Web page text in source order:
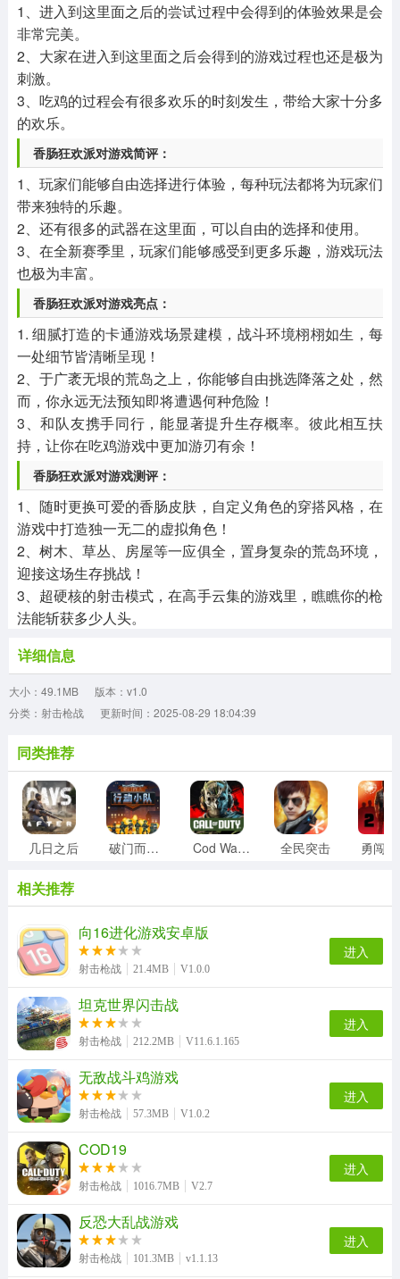
1、进入到这里面之后的尝试过程中会得到的体验效果是会
非常完美。
2、大家在进入到这里面之后会得到的游戏过程也还是极为
刺激。
3、吃鸡的过程会有很多欢乐的时刻发生，带给大家十分多
的欢乐。
香肠狂欢派对游戏简评：
1、玩家们能够自由选择进行体验，每种玩法都将为玩家们
带来独特的乐趣。
2、还有很多的武器在这里面，可以自由的选择和使用。
3、在全新赛季里，玩家们能够感受到更多乐趣，游戏玩法
也极为丰富。
香肠狂欢派对游戏亮点：
1. 细腻打造的卡通游戏场景建模，战斗环境栩栩如生，每
一处细节皆清晰呈现！
2、于广袤无垠的荒岛之上，你能够自由挑选降落之处，然
而，你永远无法预知即将遭遇何种危险！
3、和队友携手同行，能显著提升生存概率。彼此相互扶
持，让你在吃鸡游戏中更加游刃有余！
香肠狂欢派对游戏测评：
1、随时更换可爱的香肠皮肤，自定义角色的穿搭风格，在
游戏中打造独一无二的虚拟角色！
2、树木、草丛、房屋等一应俱全，置身复杂的荒岛环境，
迎接这场生存挑战！
3、超硬核的射击模式，在高手云集的游戏里，瞧瞧你的枪
法能斩获多少人头。
详细信息
大小：49.1MB
版本：v1.0
分类：射击枪战
更新时间：2025-08-29 18:04:39
同类推荐
几日之后 破门而入行动小队 Cod Warzone 全民突击
相关推荐
向16进化游戏安卓版
射击枪战 21.4MB V1.0.0
进入
坦克世界闪击战
射击枪战 212.2MB V11.6.1.165
进入
无敌战斗鸡游戏
射击枪战 57.3MB V1.0.2
进入
COD19
射击枪战 1016.7MB V2.7
进入
反恐大乱战游戏
射击枪战 101.3MB v1.1.13
进入